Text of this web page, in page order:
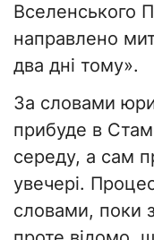
Вселенського
направлено
два дні тому».
За словами
прибуде в
середу, а сам
увечері.
словами, поки